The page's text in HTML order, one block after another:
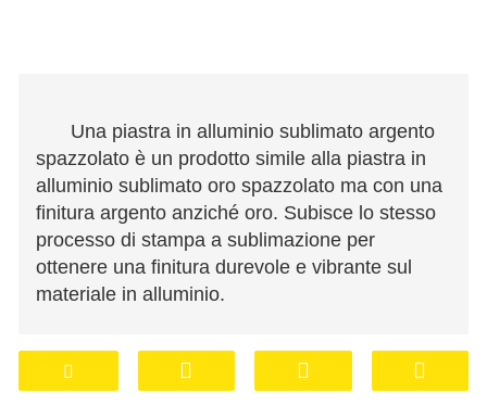
Una piastra in alluminio sublimato argento
spazzolato è un prodotto simile alla piastra in
alluminio sublimato oro spazzolato ma con una
finitura argento anziché oro. Subisce lo stesso
processo di stampa a sublimazione per
ottenere una finitura durevole e vibrante sul
materiale in alluminio.